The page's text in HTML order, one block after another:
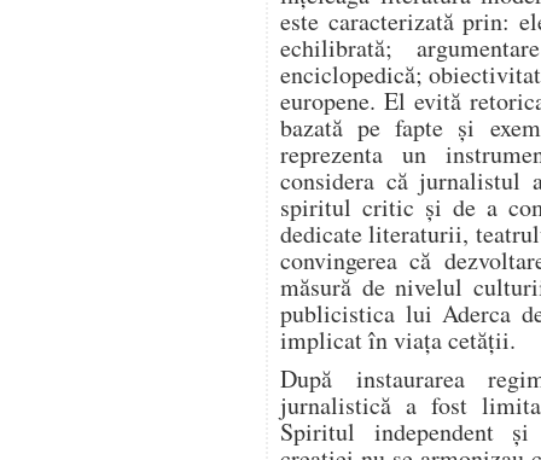
este caracterizată prin:
echilibrată;
enciclopedică;
europene. El evită
bazată pe fapte și
reprezenta un
considera că jurnalistul
spiritul critic și de a
dedicate literaturii,
convingerea că
măsură de nivelul
publicistica lui Aderca
implicat în viața cetății.
După instaurarea
jurnalistică a fost
Spiritul independent